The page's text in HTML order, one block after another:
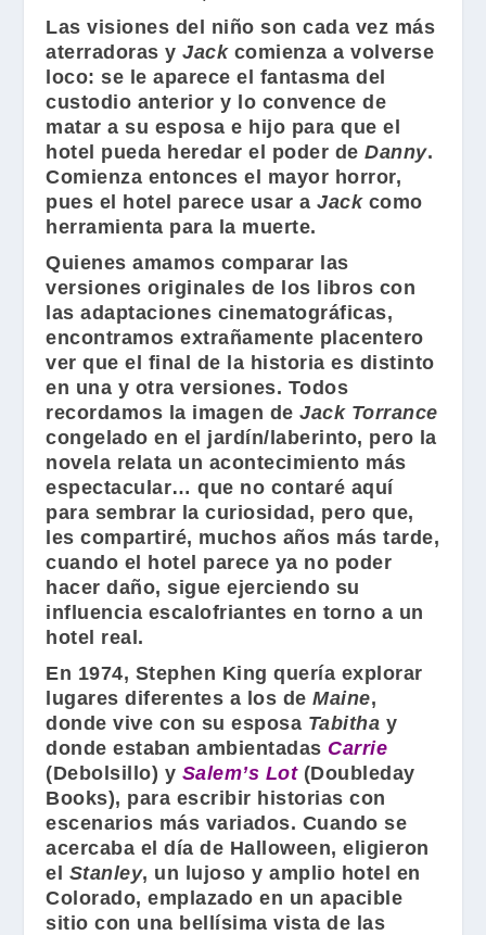
Las visiones del niño son cada vez más
aterradoras yJackcomienza a volverse
loco: se le aparece el fantasma del
custodio anterior y lo convence de
matar a su esposa e hijo para que el
hotel pueda heredar el poder deDanny.
Comienza entonces el mayor horror,
pues el hotel parece usar aJackcomo
herramienta para la muerte.
Quienes amamos comparar las
versiones originales de los libros con
las adaptaciones cinematográficas,
encontramos extrañamente placentero
ver que el final de la historia es distinto
en una y otra versiones. Todos
recordamos la imagen deJack Torrance
congelado en el jardín/laberinto, pero la
novela relata un acontecimiento más
espectacular… que no contaré aquí
para sembrar la curiosidad, pero que,
les compartiré, muchos años más tarde,
cuando el hotel parece ya no poder
hacer daño, sigue ejerciendo su
influencia escalofriantes en torno a un
hotel real.
En 1974, Stephen King quería explorar
lugares diferentes a los deMaine,
donde vive con su esposa Tabitha y
donde estaban ambientadas Carrie
(Debolsillo) y Salem’s Lot (Doubleday
Books), para escribir historias con
escenarios más variados. Cuando se
acercaba el día de Halloween, eligieron
el Stanley, un lujoso y amplio hotel en
Colorado, emplazado en un apacible
sitio con una bellísima vista de las